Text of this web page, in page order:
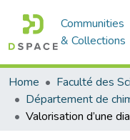
Communities
& Collections
Home
Département de